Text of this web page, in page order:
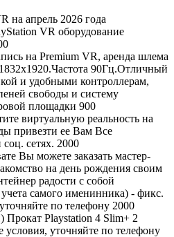
на апрель 2026 года
VR оборудование
на Premium VR, аренда шлема
90Гц.Отличный
и удобными контроллерам,
свободы и систему
площадки 900
виртуальную реальность на
привезти ее Вам Все
сетях. 2000
Вы можете заказать мастер-
на день рождения своим
радости с собой
самого именинника) - фикс.
по телефону 2000
Прокат Playstation 4 Slim+ 2
условия, уточняйте по телефону